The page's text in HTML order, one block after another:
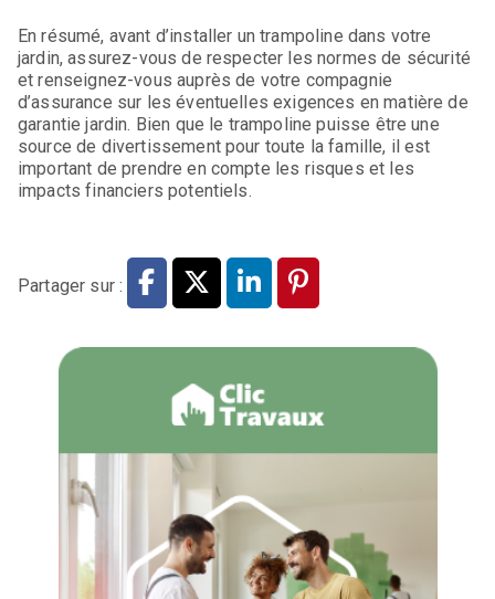
En résumé, avant d’installer un trampoline dans votre
jardin, assurez-vous de respecter les normes de sécurité
et renseignez-vous auprès de votre compagnie
d’assurance sur les éventuelles exigences en matière de
garantie jardin. Bien que le trampoline puisse être une
source de divertissement pour toute la famille, il est
important de prendre en compte les risques et les
impacts financiers potentiels.
Partager sur :